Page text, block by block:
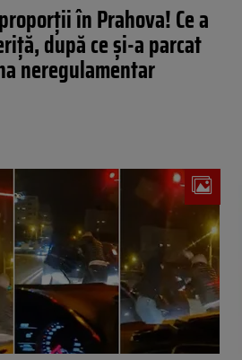
în Prahova! Ce a
după ce și-a parcat
neregulamentar